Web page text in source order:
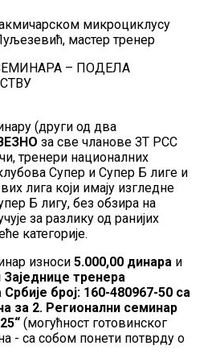
микроциклусу
мастер тренер
– ПОДЕЛА
(други од два
за све чланове ЗТ РСС
тренери националних
Супер и Супер Б лиге и
лига који имају изгледне
Б лигу, без обзира на
за разлику од ранијих
категорије.
износи 5.000,00 динара и
Заједнице тренера
број: 160-480967-50 са
за 2. Регионални семинар
(могућност готовинског
- са собом понети потврду о